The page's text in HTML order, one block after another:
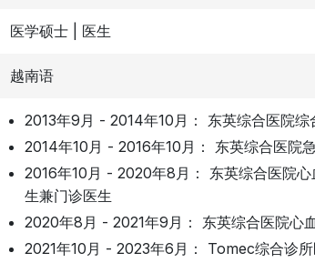
医学硕士 | 医生
越南语
2013年9月 - 2014年10月： 东英综合医院综
2014年10月 - 2016年10月： 东英综合医院
2016年10月 - 2020年8月： 东英综合医院
生兼门诊医生
2020年8月 - 2021年9月： 东英综合医院心
2021年10月 - 2023年6月： Tomec综合诊